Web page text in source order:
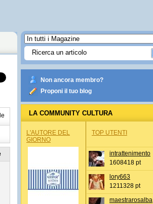
Non ancora membro?
Proponi il tuo blog
LA COMMUNITY CULTURA
L'AUTORE DEL
GIORNO
TOP UTENTI
intrattenimento
1608418 pt
lory663
1211328 pt
maestrarosalba